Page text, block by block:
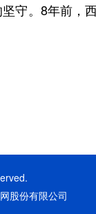
守。8年前，
股份有限公司